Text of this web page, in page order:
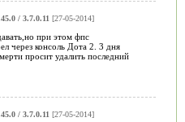
/ 3.7.0.11 [27-05-2014]
при этом фпс
через консоль Дота 2. 3 дня
просит удалить последний
/ 3.7.0.11 [27-05-2014]